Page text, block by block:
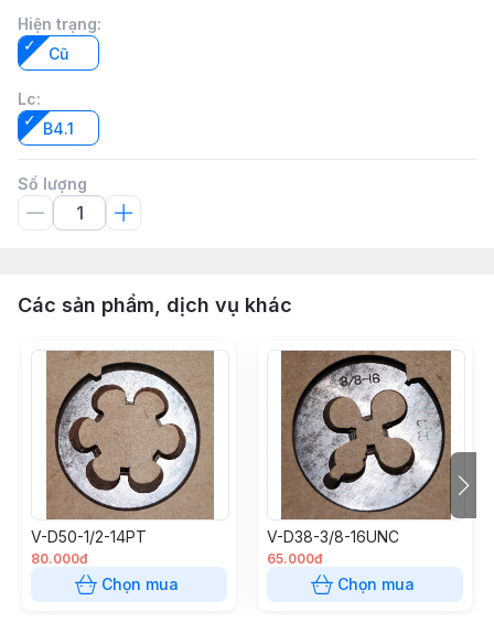
Hiện trạng:
Cũ
Lc:
B4.1
Số lượng
Các sản phẩm, dịch vụ khác
V-D50-1/2-14PT
80.000đ
Chọn mua
V-D38-3/8-16UNC
65.000đ
Chọn mua